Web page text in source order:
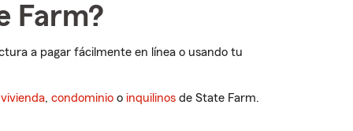
Farm?
a pagar fácilmente en línea o usando tu
vivienda, condominio o inquilinos de State Farm.